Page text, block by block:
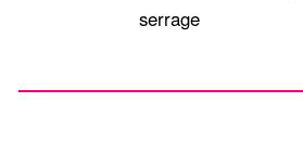
serrage